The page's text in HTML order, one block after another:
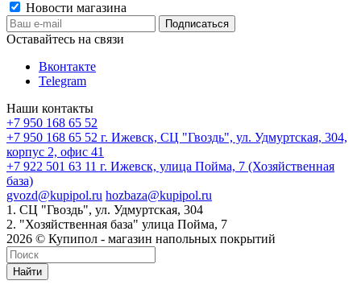
Новости магазина
Оставайтесь на связи
Вконтакте
Telegram
Наши контакты
+7 950 168 65 52
+7 950 168 65 52 г. Ижевск, СЦ "Гвоздь", ул. Удмуртская, 304,
корпус 2, офис 41
+7 922 501 63 11 г. Ижевск, улица Пойма, 7 (Хозяйственная
база)
gvozd@kupipol.ru hozbaza@kupipol.ru
1. СЦ "Гвоздь", ул. Удмуртская, 304
2. "Хозяйственная база" улица Пойма, 7
2026 © Купипол - магазин напольных покрытий
Найти